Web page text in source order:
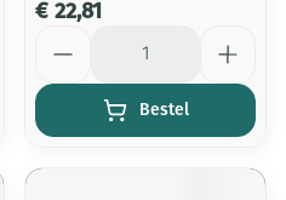
€ 22,81
Bestel